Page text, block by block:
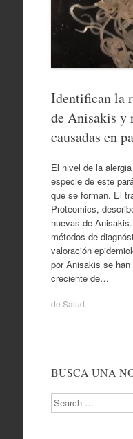
Identifican la
de Anisakis y
causadas en
El nivel de la
especie de este
que se forman. El
Proteomics,
nuevas de
métodos de
valoración
por Anisakis se
creciente de…
de Salud
BUSCA UNA
Search